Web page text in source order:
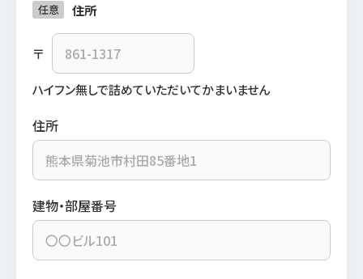
住所
任意
〒
ハイフン無しで詰めていただいてかまいません
住所
建物・部屋番号